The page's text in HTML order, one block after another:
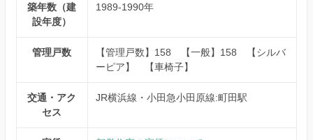
築年数（建
設年度）
1989-1990年
管理戸数
【管理戸数】158 【一般】158 【シルバ
ーピア】 【車椅子】
交通・アク
セス
JR横浜線・小田急小田原線:町田駅